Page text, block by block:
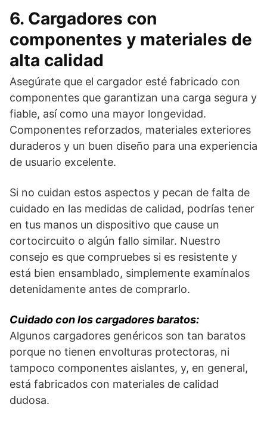
6. Cargadores con
componentes y materiales de
alta calidad
Asegúrate que el cargador esté fabricado con
componentes que garantizan una carga segura y
fiable, así como una mayor longevidad.
Componentes reforzados, materiales exteriores
duraderos y un buen diseño para una experiencia
de usuario excelente.
Si no cuidan estos aspectos y pecan de falta de
cuidado en las medidas de calidad, podrías tener
en tus manos un dispositivo que cause un
cortocircuito o algún fallo similar. Nuestro
consejo es que compruebes si es resistente y
está bien ensamblado, simplemente examínalos
detenidamente antes de comprarlo.
Cuidado con los cargadores baratos:
Algunos cargadores genéricos son tan baratos
porque no tienen envolturas protectoras, ni
tampoco componentes aislantes, y, en general,
está fabricados con materiales de calidad
dudosa.